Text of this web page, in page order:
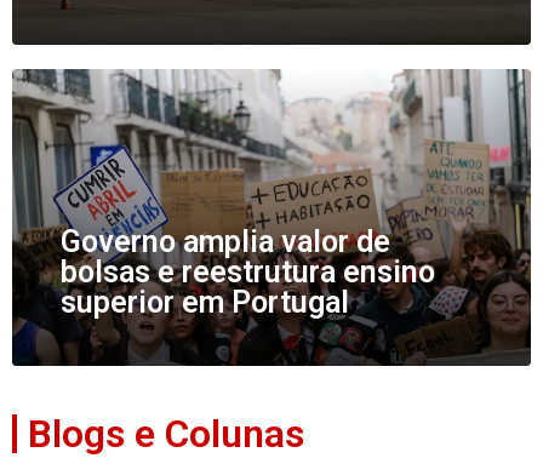
Governo amplia valor de
bolsas e reestrutura ensino
superior em Portugal
Blogs e Colunas